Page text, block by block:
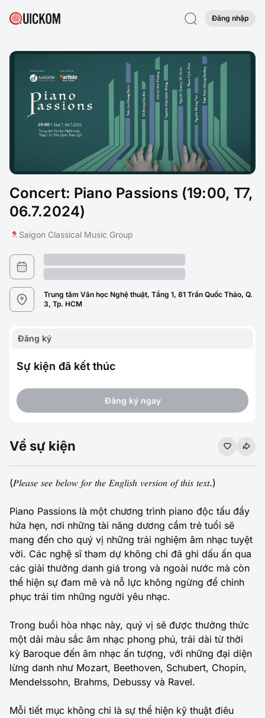
Đăng nhập
Concert: Piano Passions (19:00, T7,
06.7.2024)
Saigon Classical Music Group
Trung tâm Văn học Nghệ thuật, Tầng 1, 81 Trần Quốc Thảo, Q.
3, Tp. HCM
Đăng ký
Sự kiện đã kết thúc
Đăng ký ngay
Về sự kiện
(𝑃𝑙𝑒𝑎𝑠𝑒 𝑠𝑒𝑒 𝑏𝑒𝑙𝑜𝑤 𝑓𝑜𝑟 𝑡ℎ𝑒 𝐸𝑛𝑔𝑙𝑖𝑠ℎ 𝑣𝑒𝑟𝑠𝑖𝑜𝑛 𝑜𝑓 𝑡ℎ𝑖𝑠 𝑡𝑒𝑥𝑡.)
Piano Passions là một chương trình piano độc tấu đầy
hứa hẹn, nơi những tài năng dương cầm trẻ tuổi sẽ
mang đến cho quý vị những trải nghiệm âm nhạc tuyệt
vời. Các nghệ sĩ tham dự không chỉ đã ghi dấu ấn qua
các giải thưởng danh giá trong và ngoài nước mà còn
thể hiện sự đam mê và nỗ lực không ngừng để chinh
phục trái tim những người yêu nhạc.
Trong buổi hòa nhạc này, quý vị sẽ được thưởng thức
một dải màu sắc âm nhạc phong phú, trải dài từ thời
kỳ Baroque đến âm nhạc ấn tượng, với những đại diện
lừng danh như Mozart, Beethoven, Schubert, Chopin,
Mendelssohn, Brahms, Debussy và Ravel.
Mỗi tiết mục không chỉ là sự thể hiện kỹ thuật điêu